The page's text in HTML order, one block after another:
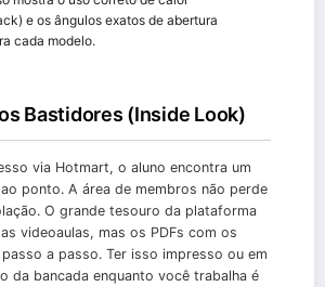
e os ângulos exatos de abertura
cada modelo.
Bastidores (Inside Look)
via Hotmart, o aluno encontra um
ponto. A área de membros não perde
O grande tesouro da plataforma
videoaulas, mas os PDFs com os
a passo. Ter isso impresso ou em
da bancada enquanto você trabalha é